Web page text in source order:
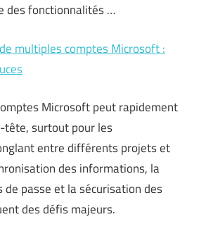
des fonctionnalités …
multiples comptes Microsoft :
Microsoft peut rapidement
tête, surtout pour les
entre différents projets et
des informations, la
de passe et la sécurisation des
des défis majeurs.